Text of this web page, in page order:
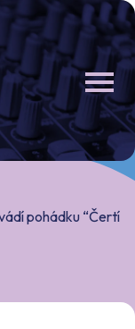
pohádku “Čertí